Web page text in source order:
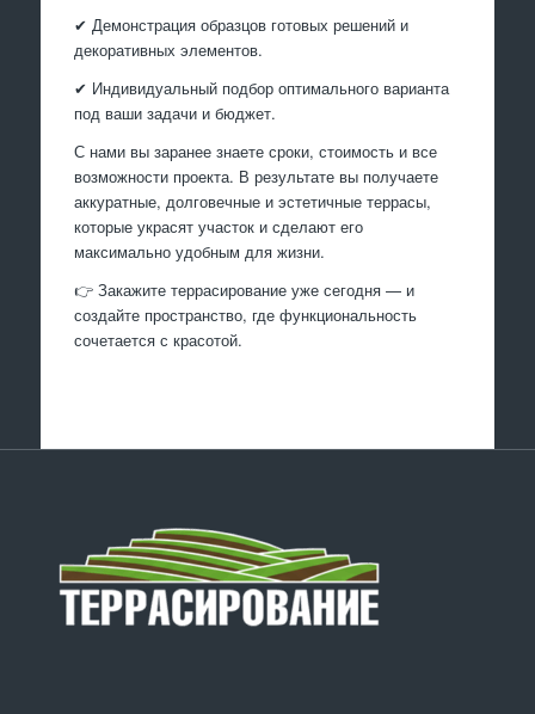
✔ Демонстрация образцов готовых решений и
декоративных элементов.
✔ Индивидуальный подбор оптимального варианта
под ваши задачи и бюджет.
С нами вы заранее знаете сроки, стоимость и все
возможности проекта. В результате вы получаете
аккуратные, долговечные и эстетичные террасы,
которые украсят участок и сделают его
максимально удобным для жизни.
👉 Закажите террасирование уже сегодня — и
создайте пространство, где функциональность
сочетается с красотой.